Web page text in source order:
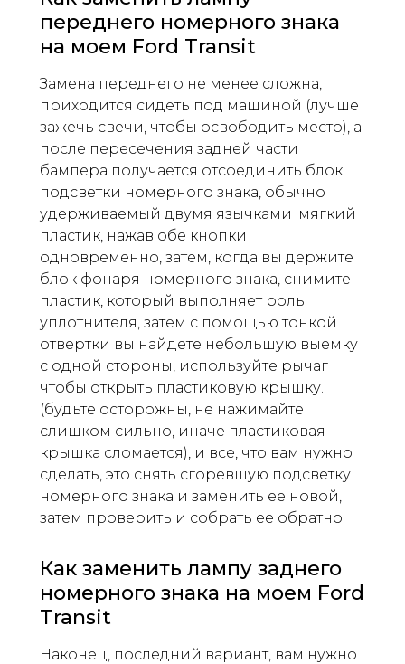
переднего номерного знака
на моем Ford Transit
Замена переднего не менее сложна,
приходится сидеть под машиной (лучше
зажечь свечи, чтобы освободить место), а
после пересечения задней части
бампера получается отсоединить блок
подсветки номерного знака, обычно
удерживаемый двумя язычками .мягкий
пластик, нажав обе кнопки
одновременно, затем, когда вы держите
блок фонаря номерного знака, снимите
пластик, который выполняет роль
уплотнителя, затем с помощью тонкой
отвертки вы найдете небольшую выемку
с одной стороны, используйте рычаг
чтобы открыть пластиковую крышку.
(будьте осторожны, не нажимайте
слишком сильно, иначе пластиковая
крышка сломается), и все, что вам нужно
сделать, это снять сгоревшую подсветку
номерного знака и заменить ее новой,
затем проверить и собрать ее обратно.
Как заменить лампу заднего
номерного знака на моем Ford
Transit
Наконец, последний вариант, вам нужно